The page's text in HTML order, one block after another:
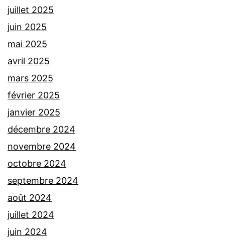
juillet 2025
juin 2025
mai 2025
avril 2025
mars 2025
février 2025
janvier 2025
décembre 2024
novembre 2024
octobre 2024
septembre 2024
août 2024
juillet 2024
juin 2024